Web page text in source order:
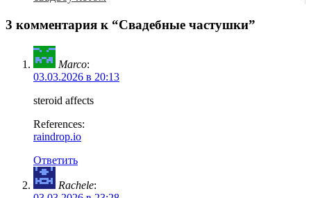
3 комментария к “Свадебные частушки”
Marco:
03.03.2026 в 20:13
steroid affects
References:
raindrop.io
Ответить
Rachele: